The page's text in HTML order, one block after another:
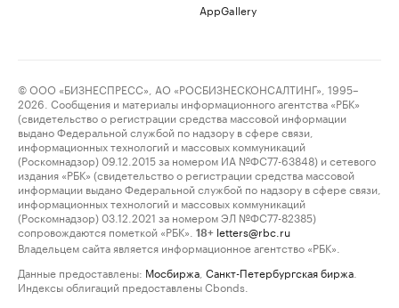
AppGallery
© ООО «БИЗНЕСПРЕСС», АО «РОСБИЗНЕСКОНСАЛТИНГ», 1995–
2026. Сообщения и материалы информационного агентства «РБК»
(свидетельство о регистрации средства массовой информации
выдано Федеральной службой по надзору в сфере связи,
информационных технологий и массовых коммуникаций
(Роскомнадзор) 09.12.2015 за номером ИА №ФС77-63848) и сетевого
издания «РБК» (свидетельство о регистрации средства массовой
информации выдано Федеральной службой по надзору в сфере связи,
информационных технологий и массовых коммуникаций
(Роскомнадзор) 03.12.2021 за номером ЭЛ №ФС77-82385)
сопровождаются пометкой «РБК».
18+ letters@rbc.ru
Владельцем сайта является информационное агентство «РБК».
Данные предоставлены: Мосбиржа Санкт-Петербургская биржа
Индексы облигаций предоставлены Cbonds.